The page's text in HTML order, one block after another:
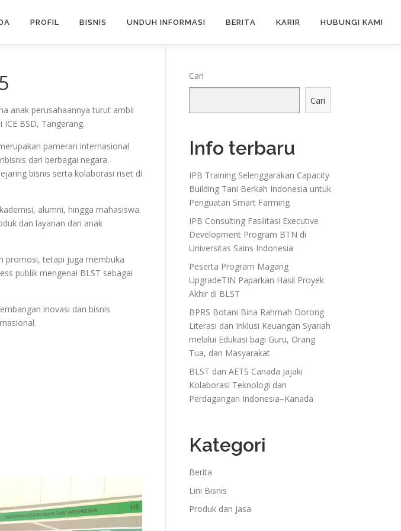
PROFIL BISNIS UNDUH INFORMASI BERITA KARIR HUBUNGI KAMI
anak perusahaannya turut ambil
BSD, Tangerang.
pameran internasional
dari berbagai negara.
bisnis serta kolaborasi riset di
alumni, hingga mahasiswa.
dan layanan dari anak
promosi, tetapi juga membuka
publik mengenai BLST sebagai
inovasi dan bisnis
Cari
Cari
Info terbaru
IPB Training Selenggarakan Capacity
Building Tani Berkah Indonesia untuk
Penguatan Smart Farming
IPB Consulting Fasilitasi Executive
Development Program BTN di
Universitas Sains Indonesia
Peserta Program Magang
UpgradeTIN Paparkan Hasil Proyek
Akhir di BLST
BPRS Botani Bina Rahmah Dorong
Literasi dan Inklusi Keuangan Syariah
melalui Edukasi bagi Guru, Orang
Tua, dan Masyarakat
BLST dan AETS Canada Jajaki
Kolaborasi Teknologi dan
Perdagangan Indonesia–Kanada
Kategori
Berita
Lini Bisnis
Produk dan Jasa